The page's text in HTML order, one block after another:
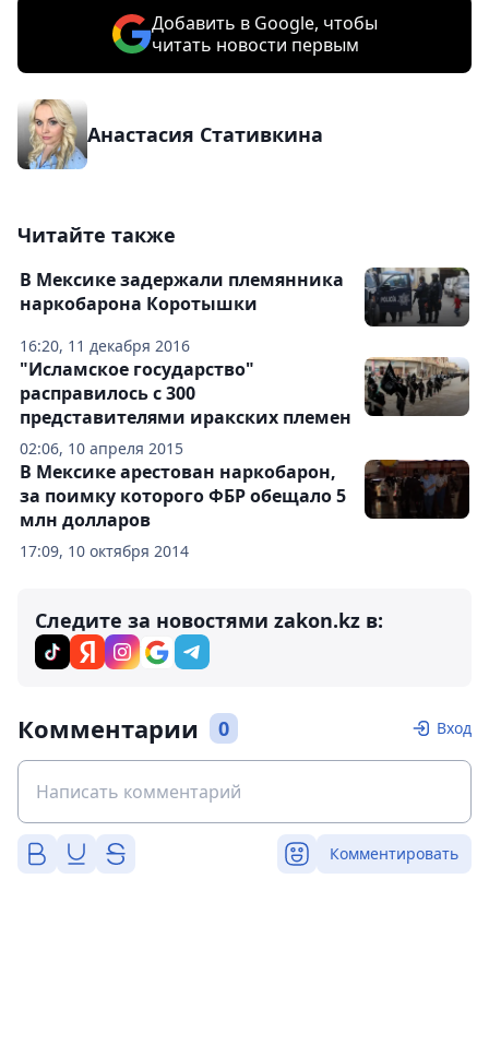
Добавить в Google, чтобы
читать новости первым
Анастасия Стативкина
Читайте также
16:20, 11 декабря 2016
В Мексике задержали племянника
наркобарона Коротышки
02:06, 10 апреля 2015
"Исламское государство"
расправилось с 300
представителями иракских племен
17:09, 10 октября 2014
В Мексике арестован наркобарон,
за поимку которого ФБР обещало 5
млн долларов
Следите за новостями zakon.kz в:
Комментарии 0 Вход
Комментировать